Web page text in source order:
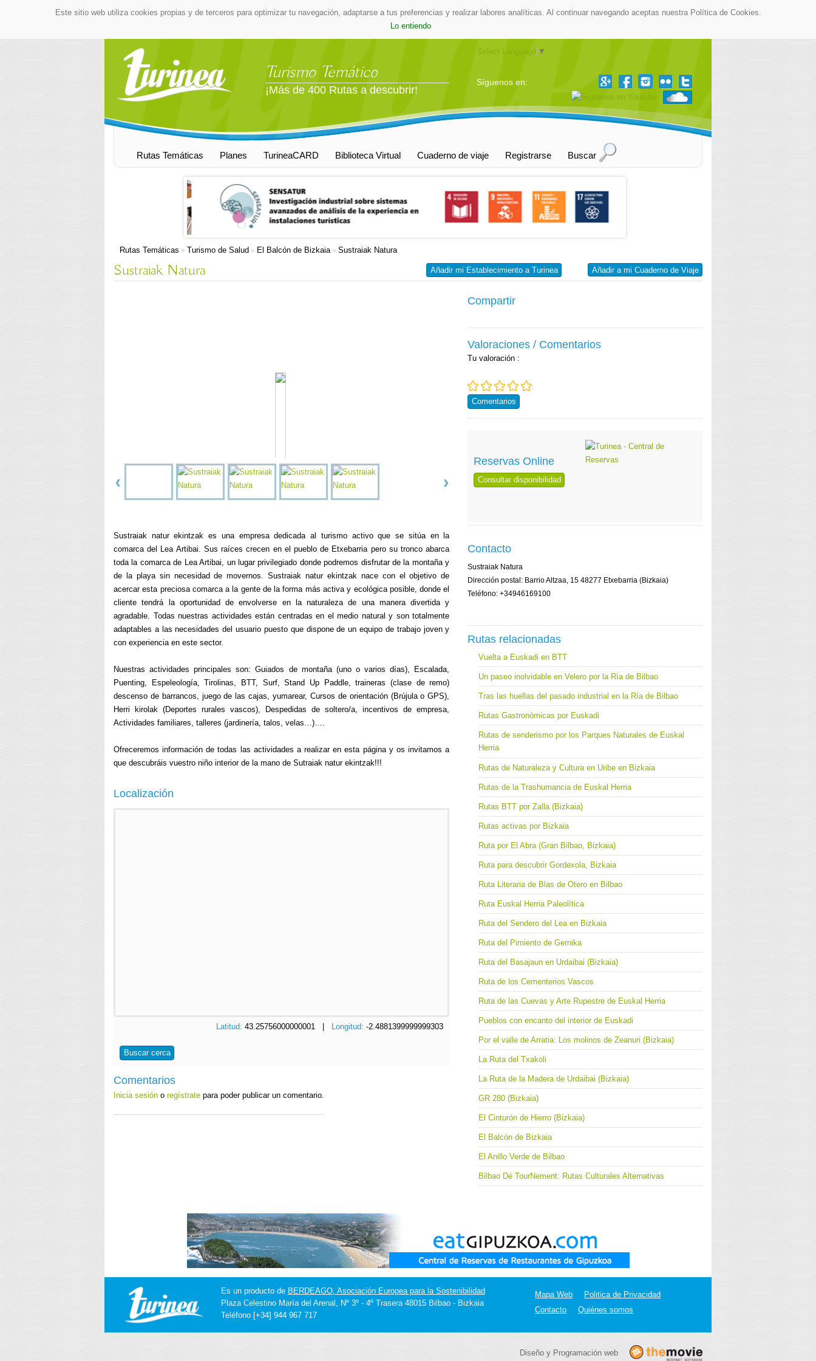
Este sitio web utiliza cookies propias y de terceros para optimizar tu navegación, adaptarse a tus preferencias y realizar labores analíticas. Al continuar navegando aceptas nuestra Política de Cookies.
Lo entiendo
Turismo Temático
¡Más de 400 Rutas a descubrir!
Select Language ▼
Síguenos en:
Rutas Temáticas Planes TurineaCARD Biblioteca Virtual Cuaderno de viaje Registrarse Buscar
Rutas Temáticas » Turismo de Salud » El Balcón de Bizkaia» Sustraiak Natura
Añadir a mi Cuaderno de Viaje
Añadir mi Establecimiento a Turinea
Sustraiak Natura
Sustraiak natur ekintzak es una empresa dedicada al turismo activo que se sitúa en la
comarca del Lea Artibai. Sus raíces crecen en el pueblo de Etxebarria pero su tronco abarca
toda la comarca de Lea Artibai, un lugar privilegiado donde podremos disfrutar de la montaña y
de la playa sin necesidad de movernos. Sustraiak natur ekintzak nace con el objetivo de
acercar esta preciosa comarca a la gente de la forma más activa y ecológica posible, donde el
cliente tendrá la oportunidad de envolverse en la naturaleza de una manera divertida y
agradable. Todas nuestras actividades están centradas en el medio natural y son totalmente
adaptables a las necesidades del usuario puesto que dispone de un equipo de trabajo joven y
con experiencia en este sector.
Nuestras actividades principales son: Guiados de montaña (uno o varios días), Escalada,
Puenting, Espeleología, Tirolinas, BTT, Surf, Stand Up Paddle, traineras (clase de remo)
descenso de barrancos, juego de las cajas, yumarear, Cursos de orientación (Brújula o GPS),
Herri kirolak (Deportes rurales vascos), Despedidas de soltero/a, incentivos de empresa,
Actividades familiares, talleres (jardinería, talos, velas…)….
Ofreceremos información de todas las actividades a realizar en esta página y os invitamos a
que descubráis vuestro niño interior de la mano de Sutraiak natur ekintzak!!!
Localización
Latitud:43.25756000000001 | Longitud:-2.4881399999999303
Buscar cerca
Comentarios
Inicia sesión o regístrate para poder publicar un comentario.
Compartir
Valoraciones / Comentarios
Tu valoración :
Comentarios
Reservas Online
Consultar disponibilidad
Contacto
Sustraiak Natura
Dirección postal: Barrio Altzaa, 15 48277 Etxebarria (Bizkaia)
Teléfono: +34946169100
Rutas relacionadas
Vuelta a Euskadi en BTT
Un paseo inolvidable en Velero por la Ría de Bilbao
Tras las huellas del pasado industrial en la Ría de Bilbao
Rutas Gastronómicas por Euskadi
Rutas de senderismo por los Parques Naturales de Euskal
Herria
Rutas de Naturaleza y Cultura en Uribe en Bizkaia
Rutas de la Trashumancia de Euskal Herria
Rutas BTT por Zalla (Bizkaia)
Rutas activas por Bizkaia
Ruta por El Abra (Gran Bilbao, Bizkaia)
Ruta para descubrir Gordexola, Bizkaia
Ruta Literaria de Blas de Otero en Bilbao
Ruta Euskal Herria Paleolítica
Ruta del Sendero del Lea en Bizkaia
Ruta del Pimiento de Gernika
Ruta del Basajaun en Urdaibai (Bizkaia)
Ruta de los Cementerios Vascos
Ruta de las Cuevas y Arte Rupestre de Euskal Herria
Pueblos con encanto del interior de Euskadi
Por el valle de Arratia: Los molinos de Zeanuri (Bizkaia)
La Ruta del Txakoli
La Ruta de la Madera de Urdaibai (Bizkaia)
GR 280 (Bizkaia)
El Cinturón de Hierro (Bizkaia)
El Balcón de Bizkaia
El Anillo Verde de Bilbao
Bilbao Dé TourNement: Rutas Culturales Alternativas
Es un producto de BERDEAGO, Asociación Europea para la Sostenibilidad
Plaza Celestino María del Arenal, Nº 3º - 4º Trasera 48015 Bilbao - Bizkaia
Teléfono [+34] 944 967 717
Mapa Web
Politica de Privacidad
Contacto
Quiénes somos
Diseño y Programación web